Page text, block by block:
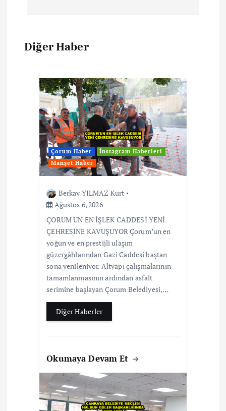
Diğer Haber
Çorum Haber
İnstagram Haberleri
Manşet Haber
Berkay YILMAZ Kurt
Ağustos 6, 2026
ÇORUM UN EN İŞLEK CADDESİ YENİ
ÇEHRESİNE KAVUŞUYOR Çorum’un en
yoğun ve en prestijli ulaşım
güzergâhlarından Gazi Caddesi baştan
sona yenileniyor. Altyapı çalışmalarının
tamamlanmasının ardından asfalt
serimine başlayan Çorum Belediyesi,…
Diğer Haberler
Okumaya Devam Et